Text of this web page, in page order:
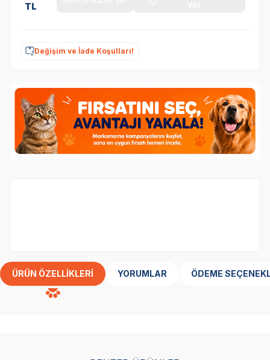
TL
Değişim ve İade Koşulları!
ÜRÜN ÖZELLIKLERI YORUMLAR ÖDEME